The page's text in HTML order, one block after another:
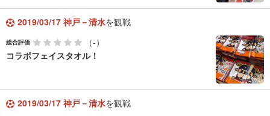
2019/03/17 神戸－清水を観戦
総合評価
（-）
コラボフェイスタオル！
2019/03/17 神戸－清水を観戦